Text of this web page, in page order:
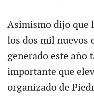
Asimismo dijo que
los dos mil nuevos
generado este año
importante que
organizado de